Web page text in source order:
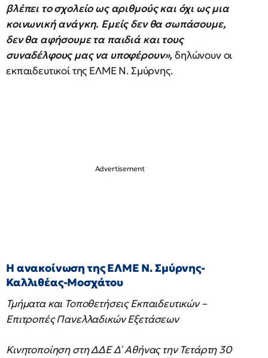
βλέπει το σχολείο ως αριθμούς και όχι ως μια
κοινωνική ανάγκη. Εμείς δεν θα σωπάσουμε,
δεν θα αφήσουμε τα παιδιά και τους
συναδέλφους μας να υποφέρουν»,δηλώνουν οι
εκπαιδευτικοί της ΕΛΜΕ Ν. Σμύρνης.
Η ανακοίνωση της ΕΛΜΕ Ν. Σμύρνης-
Καλλιθέας-Μοσχάτου
Τμήματα και Τοποθετήσεις Εκπαιδευτικών –
Επιτροπές Πανελλαδικών Εξετάσεων
Κινητοποίηση στη ΔΔΕ Δ΄ Αθήνας την Τετάρτη 30